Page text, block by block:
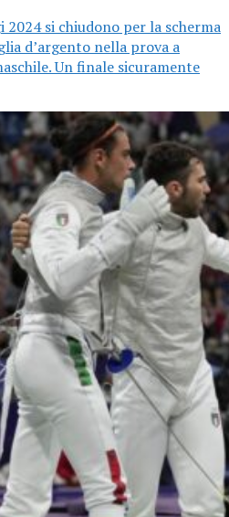
2024 si chiudono per la scherma
d’argento nella prova a
Un finale sicuramente